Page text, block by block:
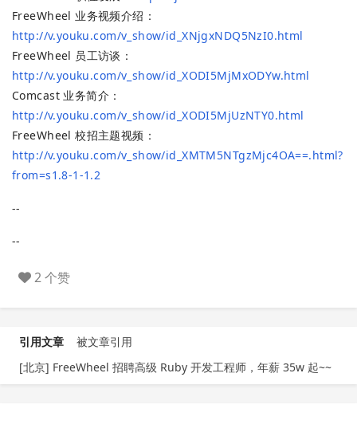
FreeWheel 业务视频介绍：
http://v.youku.com/v_show/id_XNjgxNDQ5NzI0.html
FreeWheel 员工访谈：
http://v.youku.com/v_show/id_XODI5MjMxODYw.html
Comcast 业务简介：
http://v.youku.com/v_show/id_XODI5MjUzNTY0.html
FreeWheel 校招主题视频：
http://v.youku.com/v_show/id_XMTM5NTgzMjc4OA==.html?
from=s1.8-1-1.2
--
--
2 个赞
引用文章
被文章引用
[北京] FreeWheel 招聘高级 Ruby 开发工程师，年薪 35w 起~~